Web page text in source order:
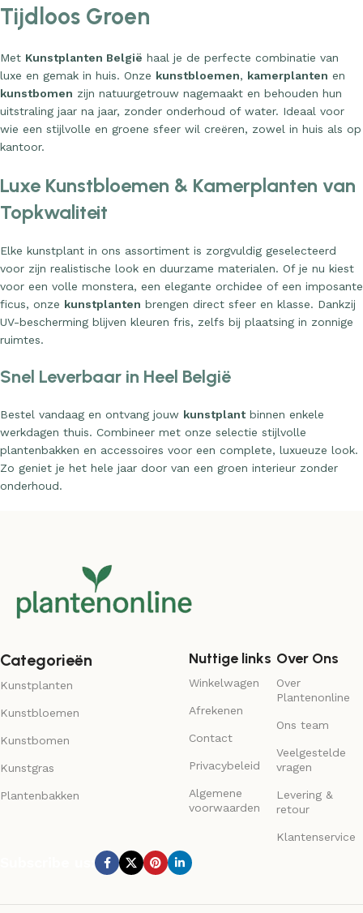
Tijdloos Groen
Met Kunstplanten België haal je de perfecte combinatie van
luxe en gemak in huis. Onze kunstbloemen, kamerplanten en
kunstbomen zijn natuurgetrouw nagemaakt en behouden hun
uitstraling jaar na jaar, zonder onderhoud of water. Ideaal voor
wie een stijlvolle en groene sfeer wil creëren, zowel in huis als op
kantoor.
Luxe Kunstbloemen & Kamerplanten van
Topkwaliteit
Elke kunstplant in ons assortiment is zorgvuldig geselecteerd
voor zijn realistische look en duurzame materialen. Of je nu kiest
voor een volle monstera, een elegante orchidee of een imposante
ficus, onze kunstplanten brengen direct sfeer en klasse. Dankzij
UV-bescherming blijven kleuren fris, zelfs bij plaatsing in zonnige
ruimtes.
Snel Leverbaar in Heel België
Bestel vandaag en ontvang jouw kunstplantbinnen enkele
werkdagen thuis. Combineer met onze selectie stijlvolle
plantenbakken en accessoires voor een complete, luxueuze look.
Zo geniet je het hele jaar door van een groen interieur zonder
onderhoud.
Categorieën
Kunstplanten
Kunstbloemen
Kunstbomen
Kunstgras
Plantenbakken
Nuttige links
Winkelwagen
Afrekenen
Contact
Privacybeleid
Algemene
voorwaarden
Over Ons
Over
Plantenonline
Ons team
Veelgestelde
vragen
Levering &
retour
Klantenservice